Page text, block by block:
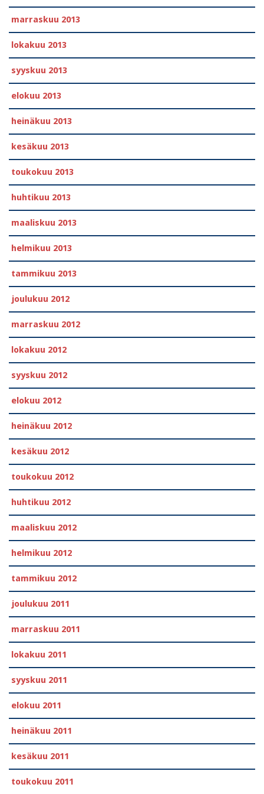
marraskuu 2013
lokakuu 2013
syyskuu 2013
elokuu 2013
heinäkuu 2013
kesäkuu 2013
toukokuu 2013
huhtikuu 2013
maaliskuu 2013
helmikuu 2013
tammikuu 2013
joulukuu 2012
marraskuu 2012
lokakuu 2012
syyskuu 2012
elokuu 2012
heinäkuu 2012
kesäkuu 2012
toukokuu 2012
huhtikuu 2012
maaliskuu 2012
helmikuu 2012
tammikuu 2012
joulukuu 2011
marraskuu 2011
lokakuu 2011
syyskuu 2011
elokuu 2011
heinäkuu 2011
kesäkuu 2011
toukokuu 2011